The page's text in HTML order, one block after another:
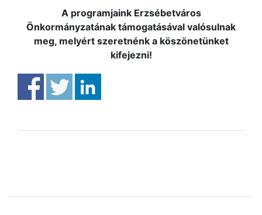
A programjaink Erzsébetváros
Önkormányzatának támogatásával valósulnak
meg, melyért szeretnénk a köszönetünket
kifejezni!